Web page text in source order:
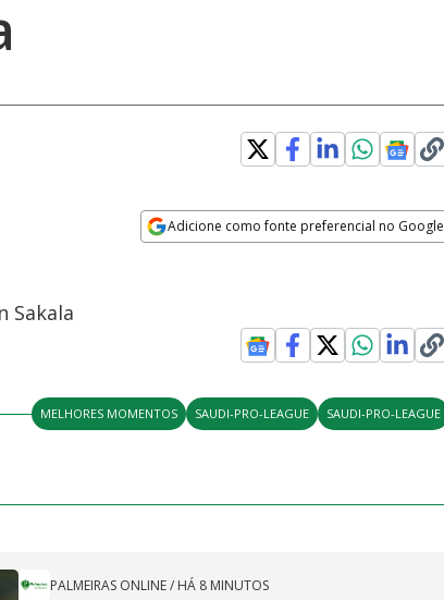
Adicione como fonte preferencial no Google
Sakala
MELHORES MOMENTOS SAUDI-PRO-LEAGUE SAUDI-PRO-LEAGUE
PALMEIRAS ONLINE/ HÁ 8 MINUTOS